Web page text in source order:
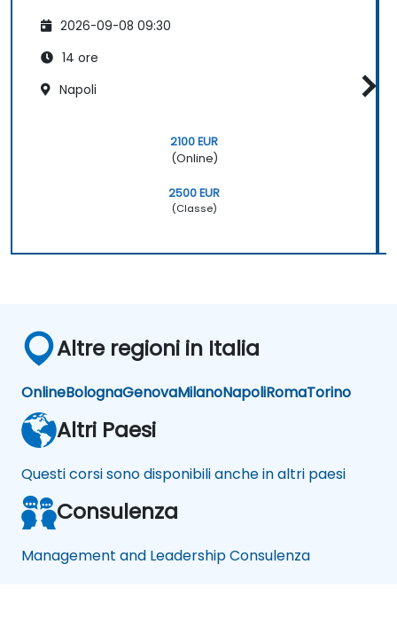
2026-09-08 09:30
14 ore
Napoli
2100 EUR
(Online)
2500 EUR
(Classe)
Altre regioni in Italia
OnlineBolognaGenovaMilanoNapoliRomaTorino
Altri Paesi
Questi corsi sono disponibili anche in altri paesi
Consulenza
Management and Leadership Consulenza